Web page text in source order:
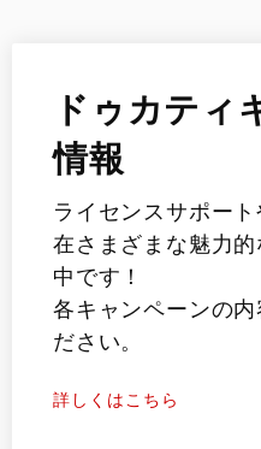
ドゥカティ
情報
ライセンスサポー
在さまざまな魅力
中です！
各キャンペーンの内
ださい。
詳しくはこちら